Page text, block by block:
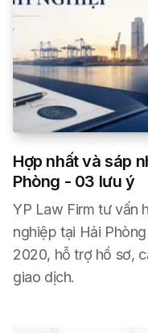
Hợp nhất và sáp
Phòng - 03 lưu ý
YP Law Firm tư vấn
nghiệp tại Hải
2020, hỗ trợ hồ sơ,
giao dịch.